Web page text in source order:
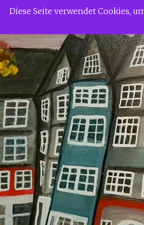
ZumSiggi Gerdaus
Diese Seite verwendet Cookies,